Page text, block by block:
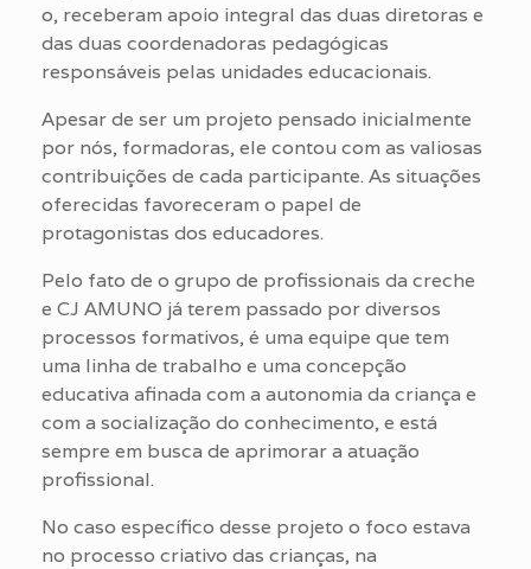
o, receberam apoio integral das duas diretoras e
das duas coordenadoras pedagógicas
responsáveis pelas unidades educacionais.
Apesar de ser um projeto pensado inicialmente
por nós, formadoras, ele contou com as valiosas
contribuições de cada participante. As situações
oferecidas favoreceram o papel de
protagonistas dos educadores.
Pelo fato de o grupo de profissionais da creche
e CJ AMUNO já terem passado por diversos
processos formativos, é uma equipe que tem
uma linha de trabalho e uma concepção
educativa afinada com a autonomia da criança e
com a socialização do conhecimento, e está
sempre em busca de aprimorar a atuação
profissional.
No caso específico desse projeto o foco estava
no processo criativo das crianças, na